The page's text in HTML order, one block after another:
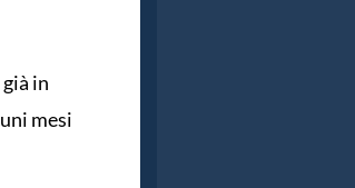
in
mesi